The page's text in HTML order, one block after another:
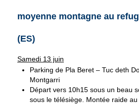
moyenne montagne au
(ES)
Samedi 13 juin
Parking de Pla Beret – Tuc deth
Montgarri
Départ vers 10h15 sous un beau
sous le télésiège. Montée raide